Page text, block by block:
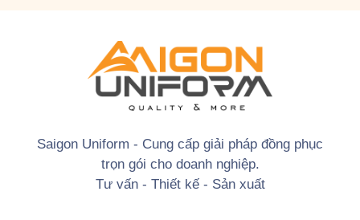
Saigon Uniform - Cung cấp giải pháp đồng phục
trọn gói cho doanh nghiệp.
Tư vấn - Thiết kế - Sản xuất